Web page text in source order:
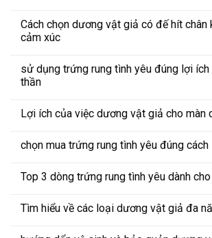
Cách chọn dương vật giả có đế hít chân
cảm xúc
sử dụng trứng rung tình yêu đúng lợi
thần
Lợi ích của việc dương vật giả cho màn
chọn mua trứng rung tình yêu đúng cách
Top 3 dòng trứng rung tình yêu dành
Tìm hiểu về các loại dương vật giả đa